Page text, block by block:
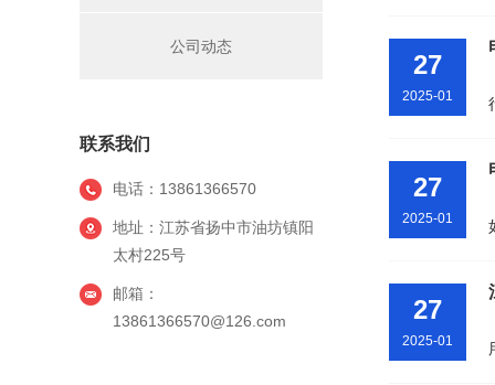
公司动态
联系我们
电话：13861366570
地址：江苏省扬中市油坊镇阳
太村225号
邮箱：
13861366570@126.com
27
2025-01
27
2025-01
27
2025-01